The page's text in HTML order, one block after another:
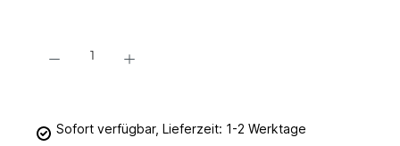
Sofort verfügbar, Lieferzeit: 1-2 Werktage